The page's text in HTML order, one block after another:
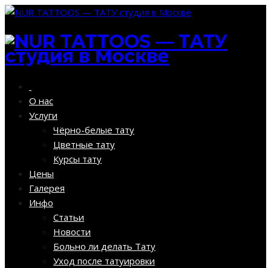
О нас
Услуги
Чёрно-белые тату
Цветные тату
Курсы тату
Цены
Галерея
Инфо
Статьи
Новости
Больно ли делать Тату
Уход после татуировки